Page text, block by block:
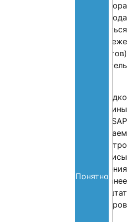
(45%). Доля этого фактора
за год — в опросе 2022 года
33%. Риски остаться
значительно реже
(упоминаются в 21% ответов)
годом, этот показатель
что компании крайне редко
в качестве причины
функционала систем SAP
рынка. Мы связываем
экосистема быстро
взяла на свои плечи сервисы
под изменения
а люди, которые ранее
в SAP, перешли в штат
и клиентских центров
Понятно